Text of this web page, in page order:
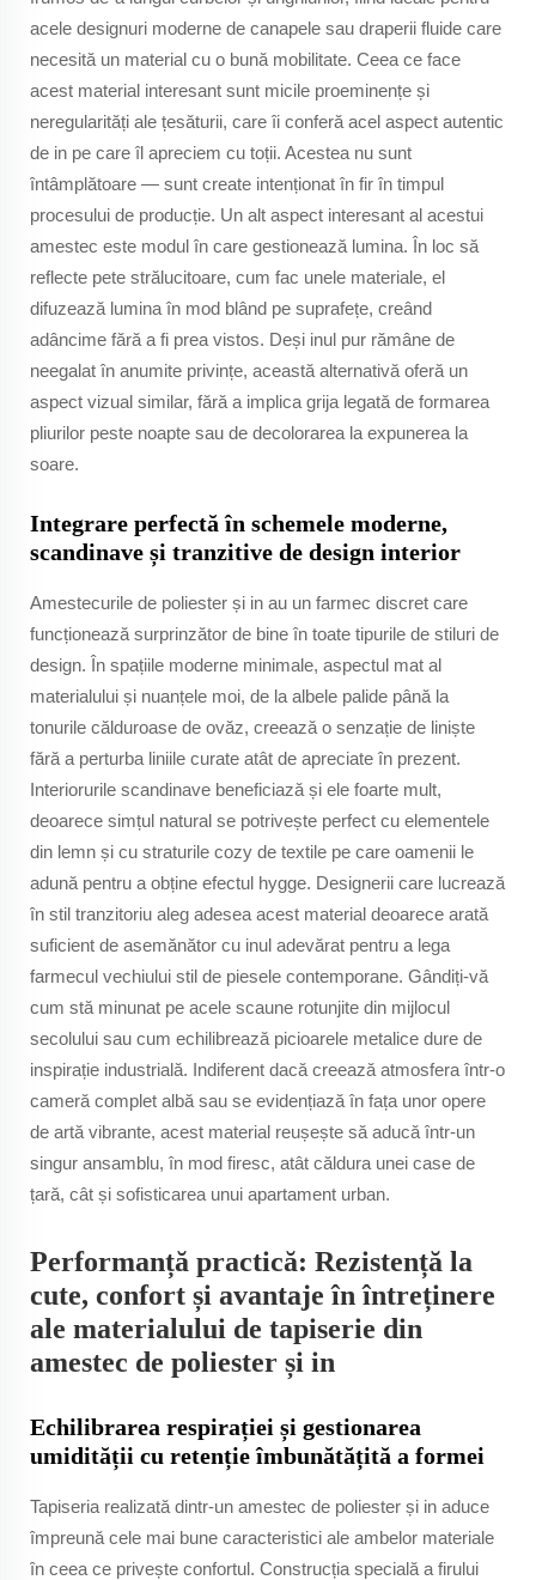
acele designuri moderne de canapele sau draperii fluide care
necesită un material cu o bună mobilitate. Ceea ce face
acest material interesant sunt micile proeminențe și
neregularități ale țesăturii, care îi conferă acel aspect autentic
de in pe care îl apreciem cu toții. Acestea nu sunt
întâmplătoare — sunt create intenționat în fir în timpul
procesului de producție. Un alt aspect interesant al acestui
amestec este modul în care gestionează lumina. În loc să
reflecte pete strălucitoare, cum fac unele materiale, el
difuzează lumina în mod blând pe suprafețe, creând
adâncime fără a fi prea vistos. Deși inul pur rămâne de
neegalat în anumite privințe, această alternativă oferă un
aspect vizual similar, fără a implica grija legată de formarea
pliurilor peste noapte sau de decolorarea la expunerea la
soare.
Integrare perfectă în schemele moderne,
scandinave și tranzitive de design interior
Amestecurile de poliester și in au un farmec discret care
funcționează surprinzător de bine în toate tipurile de stiluri de
design. În spațiile moderne minimale, aspectul mat al
materialului și nuanțele moi, de la albele palide până la
tonurile călduroase de ovăz, creează o senzație de liniște
fără a perturba liniile curate atât de apreciate în prezent.
Interiorurile scandinave beneficiază și ele foarte mult,
deoarece simțul natural se potrivește perfect cu elementele
din lemn și cu straturile cozy de textile pe care oamenii le
adună pentru a obține efectul hygge. Designerii care lucrează
în stil tranzitoriu aleg adesea acest material deoarece arată
suficient de asemănător cu inul adevărat pentru a lega
farmecul vechiului stil de piesele contemporane. Gândiți-vă
cum stă minunat pe acele scaune rotunjite din mijlocul
secolului sau cum echilibrează picioarele metalice dure de
inspirație industrială. Indiferent dacă creează atmosfera într-o
cameră complet albă sau se evidențiază în fața unor opere
de artă vibrante, acest material reușește să aducă într-un
singur ansamblu, în mod firesc, atât căldura unei case de
țară, cât și sofisticarea unui apartament urban.
Performanță practică: Rezistență la
cute, confort și avantaje în întreținere
ale materialului de tapiserie din
amestec de poliester și in
Echilibrarea respirației și gestionarea
umidității cu retenție îmbunătățită a formei
Tapiseria realizată dintr-un amestec de poliester și in aduce
împreună cele mai bune caracteristici ale ambelor materiale
în ceea ce privește confortul. Construcția specială a firului